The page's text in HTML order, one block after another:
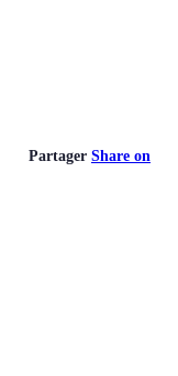
Partager Share on